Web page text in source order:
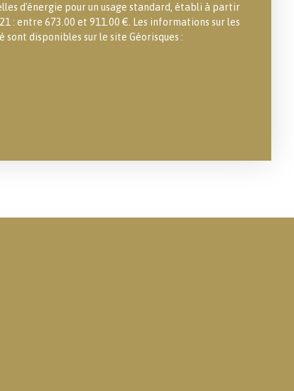
d'énergie pour un usage standard, établi à partir
: entre 673.00 et 911.00 €. Les informations sur les
sont disponibles sur le site Géorisques :